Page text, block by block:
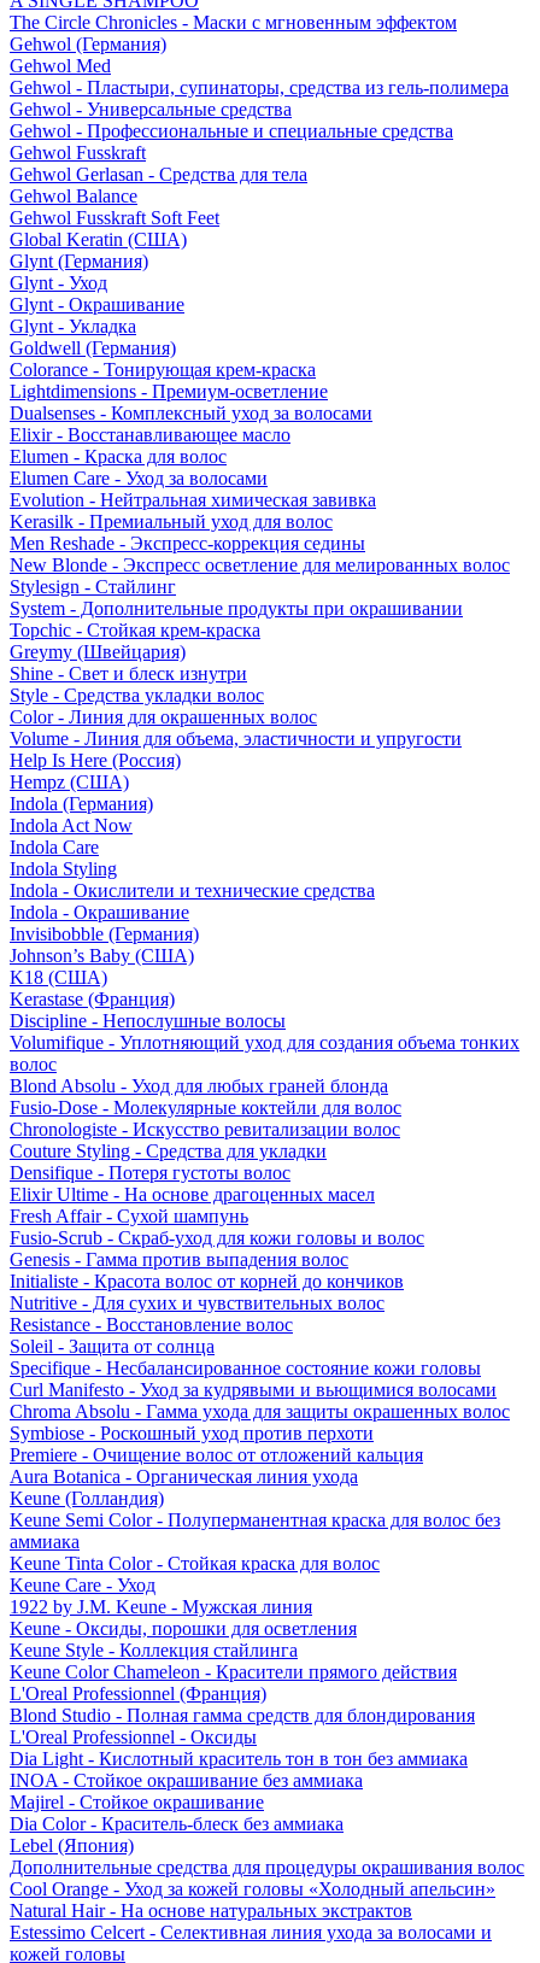
The Circle Chronicles - Маски с мгновенным эффектом
Gehwol (Германия)
Gehwol Med
Gehwol - Пластыри, супинаторы, средства из гель-полимера
Gehwol - Универсальные средства
Gehwol - Профессиональные и специальные средства
Gehwol Fusskraft
Gehwol Gerlasan - Средства для тела
Gehwol Balance
Gehwol Fusskraft Soft Feet
Global Keratin (США)
Glynt (Германия)
Glynt - Уход
Glynt - Окрашивание
Glynt - Укладка
Goldwell (Германия)
Colorance - Тонирующая крем-краска
Lightdimensions - Премиум-осветление
Dualsenses - Комплексный уход за волосами
Elixir - Восстанавливающее масло
Elumen - Краска для волос
Elumen Care - Уход за волосами
Evolution - Нейтральная химическая завивка
Kerasilk - Премиальный уход для волос
Men Reshade - Экспресс-коррекция седины
New Blonde - Экспресс осветление для мелированных волос
Stylesign - Стайлинг
System - Дополнительные продукты при окрашивании
Topchic - Стойкая крем-краска
Greymy (Швейцария)
Shine - Свет и блеск изнутри
Style - Средства укладки волос
Color - Линия для окрашенных волос
Volume - Линия для объема, эластичности и упругости
Help Is Here (Россия)
Hempz (США)
Indola (Германия)
Indola Act Now
Indola Care
Indola Styling
Indola - Окислители и технические средства
Indola - Окрашивание
Invisibobble (Германия)
Johnson’s Baby (США)
K18 (США)
Kerastase (Франция)
Discipline - Непослушные волосы
Volumifique - Уплотняющий уход для создания объема тонких
волос
Blond Absolu - Уход для любых граней блонда
Fusio-Dose - Молекулярные коктейли для волос
Chronologiste - Искусство ревитализации волос
Couture Styling - Средства для укладки
Densifique - Потеря густоты волос
Elixir Ultime - На основе драгоценных масел
Fresh Affair - Сухой шампунь
Fusio-Scrub - Скраб-уход для кожи головы и волос
Genesis - Гамма против выпадения волос
Initialiste - Красота волос от корней до кончиков
Nutritive - Для сухих и чувствительных волос
Resistance - Восстановление волос
Soleil - Защита от солнца
Specifique - Несбалансированное состояние кожи головы
Curl Manifesto - Уход за кудрявыми и вьющимися волосами
Chroma Absolu - Гамма ухода для защиты окрашенных волос
Symbiose - Роскошный уход против перхоти
Premiere - Очищение волос от отложений кальция
Aura Botanica - Органическая линия ухода
Keune (Голландия)
Keune Semi Color - Полуперманентная краска для волос без
аммиака
Keune Tinta Color - Стойкая краска для волос
Keune Care - Уход
1922 by J.M. Keune - Мужская линия
Keune - Оксиды, порошки для осветления
Keune Style - Коллекция стайлинга
Keune Color Chameleon - Красители прямого действия
L'Oreal Professionnel (Франция)
Blond Studio - Полная гамма средств для блондирования
L'Oreal Professionnel - Оксиды
Dia Light - Кислотный краситель тон в тон без аммиака
INOA - Стойкое окрашивание без аммиака
Majirel - Стойкое окрашивание
Dia Color - Краситель-блеск без аммиака
Lebel (Япония)
Дополнительные средства для процедуры окрашивания волос
Cool Orange - Уход за кожей головы «Холодный апельсин»
Natural Hair - На основе натуральных экстрактов
Estessimo Celcert - Селективная линия ухода за волосами и
кожей головы